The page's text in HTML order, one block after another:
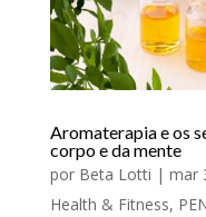
Aromaterapia e os
corpo e da mente
por Beta Lotti | mar
Health & Fitness,